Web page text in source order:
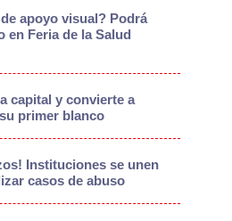
apoyo visual? Podrá
en Feria de la Salud
capital y convierte a
primer blanco
Instituciones se unen
casos de abuso